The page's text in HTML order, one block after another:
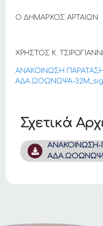
Σχετικά
Ο ΔΗΜΑΡΧΟΣ ΑΡΤΑΙΩΝ
ΧΡΗΣΤΟΣ Κ.
ΑΝΑΚΟΙΝΩΣΗ
ΑΔΑ.ΩΟΩΝΩΨΑ-